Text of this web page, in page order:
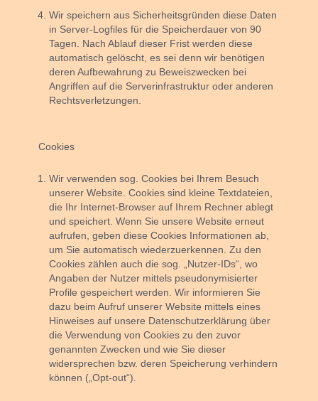
Wir speichern aus Sicherheitsgründen diese Daten
in Server-Logfiles für die Speicherdauer von 90
Tagen. Nach Ablauf dieser Frist werden diese
automatisch gelöscht, es sei denn wir benötigen
deren Aufbewahrung zu Beweiszwecken bei
Angriffen auf die Serverinfrastruktur oder anderen
Rechtsverletzungen.
Cookies
Wir verwenden sog. Cookies bei Ihrem Besuch
unserer Website. Cookies sind kleine Textdateien,
die Ihr Internet-Browser auf Ihrem Rechner ablegt
und speichert. Wenn Sie unsere Website erneut
aufrufen, geben diese Cookies Informationen ab,
um Sie automatisch wiederzuerkennen. Zu den
Cookies zählen auch die sog. „Nutzer-IDs“, wo
Angaben der Nutzer mittels pseudonymisierter
Profile gespeichert werden. Wir informieren Sie
dazu beim Aufruf unserer Website mittels eines
Hinweises auf unsere Datenschutzerklärung über
die Verwendung von Cookies zu den zuvor
genannten Zwecken und wie Sie dieser
widersprechen bzw. deren Speicherung verhindern
können („Opt-out“).